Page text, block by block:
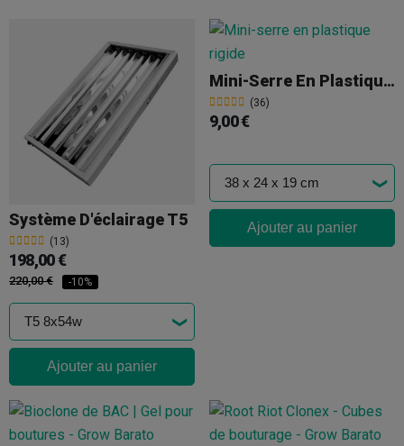
Système D'éclairage T5
(13)
198,00 €
220,00 € -10%
Ajouter au panier
Mini-Serre En Plastique Rigide
(36)
9,00 €
Ajouter au panier